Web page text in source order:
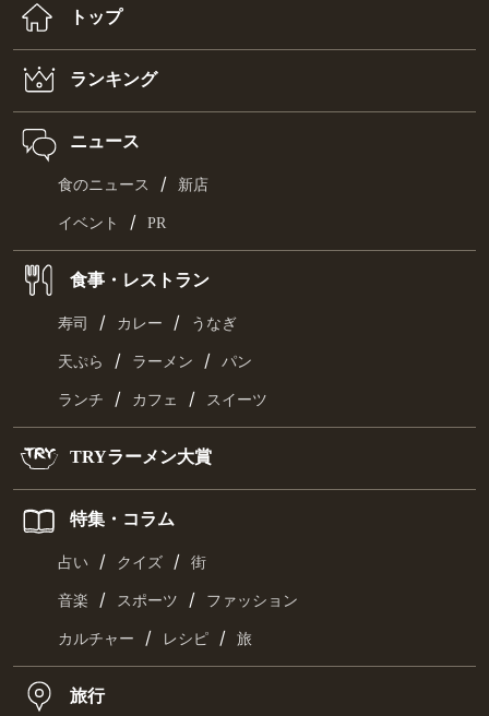
トップ
ランキング
ニュース
食のニュース / 新店
イベント / PR
食事・レストラン
寿司 / カレー / うなぎ
天ぷら / ラーメン / パン
ランチ / カフェ / スイーツ
TRYラーメン大賞
特集・コラム
占い / クイズ / 街
音楽 / スポーツ / ファッション
カルチャー / レシピ / 旅
旅行